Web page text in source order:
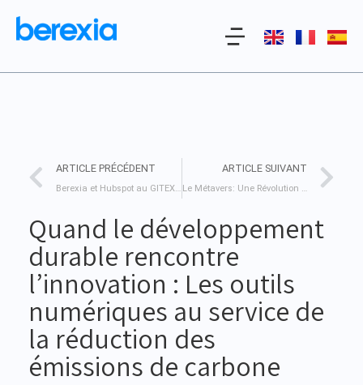
ARTICLE PRÉCÉDENT
Berexia et Hubspot au GITEX Africa 2025
ARTICLE SUIVANT
Le Métavers: Une Révolution Numérique au Service de l’Innovation et de l’Excellence.
Quand le développement
durable rencontre
l’innovation : Les outils
numériques au service de
la réduction des
émissions de carbone